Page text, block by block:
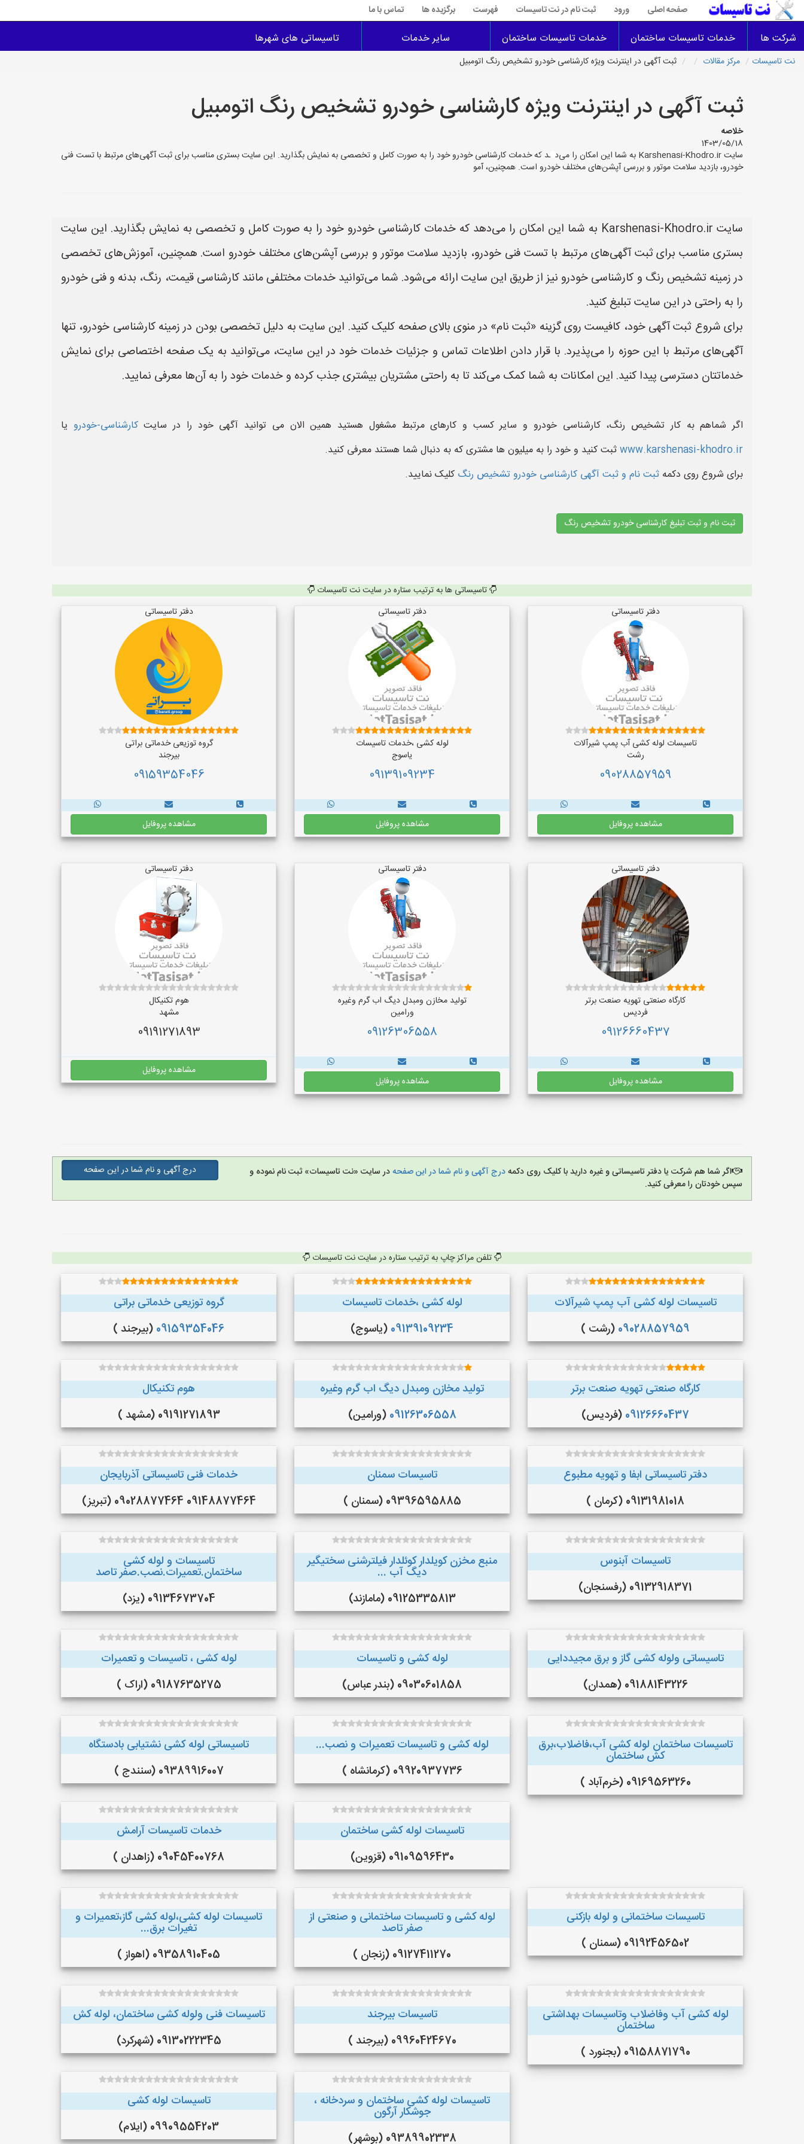
صفحه اصلی ورود ثبت نام در نت تاسیسات فهرست برگزیده ها تماس با ما
شرکت ها خدمات تاسیسات ساختمان خدمات تاسیسات ساختمان سایر خدمات تاسیساتی های شهرها
نت تاسیسات مرکز مقالات ثبت آگهی در اینترنت ویژه کارشناسی خودرو تشخیص رنگ اتومبیل
ثبت آگهی در اینترنت ویژه کارشناسی خودرو تشخیص رنگ اتومبیل
خلاصه
1403/05/18
سایت Karshenasi-Khodro.ir به شما این امکان را می‌دهد که خدمات کارشناسی خودرو خود را به صورت کامل و تخصصی به نمایش بگذارید. این سایت بستری مناسب برای ثبت آگهی‌های مرتبط با تست فنی
خودرو، بازدید سلامت موتور و بررسی آپشن‌های مختلف خودرو است. همچنین، آمو
سایت Karshenasi-Khodro.ir به شما این امکان را می‌دهد که خدمات کارشناسی خودرو خود را به صورت کامل و تخصصی به نمایش بگذارید. این سایت
بستری مناسب برای ثبت آگهی‌های مرتبط با تست فنی خودرو، بازدید سلامت موتور و بررسی آپشن‌های مختلف خودرو است. همچنین، آموزش‌های تخصصی
در زمینه تشخیص رنگ و کارشناسی خودرو نیز از طریق این سایت ارائه می‌شود. شما می‌توانید خدمات مختلفی مانند کارشناسی قیمت، رنگ، بدنه و فنی خودرو
را به راحتی در این سایت تبلیغ کنید.
برای شروع ثبت آگهی خود، کافیست روی گزینه «ثبت نام» در منوی بالای صفحه کلیک کنید. این سایت به دلیل تخصصی بودن در زمینه کارشناسی خودرو، تنها
آگهی‌های مرتبط با این حوزه را می‌پذیرد. با قرار دادن اطلاعات تماس و جزئیات خدمات خود در این سایت، می‌توانید به یک صفحه اختصاصی برای نمایش
خدماتتان دسترسی پیدا کنید. این امکانات به شما کمک می‌کند تا به راحتی مشتریان بیشتری جذب کرده و خدمات خود را به آن‌ها معرفی نمایید.
اگر شماهم به کار تشخیص رنگ، کارشناسی خودرو و سایر کسب و کارهای مرتبط مشغول هستید همین الان می توانید آگهی خود را در سایتکارشناسی-خودرو یا
www.karshenasi-khodro.irثبت کنید و خود را به میلیون ها مشتری که به دنبال شما هستند معرفی کنید.
برای شروع روی دکمه ثبت نام و ثبت آگهی کارشناسی خودرو تشخیص رنگ کلیک نمایید.
ثبت نام و ثبت تبلیغ کارشناسی خودرو تشخیص رنگ
تاسیساتی ها به ترتیب ستاره در سایت نت تاسیسات
دفتر تاسیساتی
تاسیسات لوله کشی آب پمپ شیرآلات
رشت
09028857959
مشاهده پروفایل
دفتر تاسیساتی
لوله کشی ،خدمات تاسیسات
یاسوج
09139109234
مشاهده پروفایل
دفتر تاسیساتی
گروه توزیعی خدماتی براتی
بیرجند
09159354046
مشاهده پروفایل
دفتر تاسیساتی
کارگاه صنعتی تهویه صنعت برتر
فردیس
09126660437
مشاهده پروفایل
دفتر تاسیساتی
تولید مخازن ومبدل دیگ اب گرم وغیره
ورامین
09126306558
مشاهده پروفایل
دفتر تاسیساتی
هوم تکنیکال
مشهد
09191271893
مشاهده پروفایل
اگر شما هم شرکت یا دفتر تاسیساتی و غیره دارید با کلیک روی دکمهدرج آگهی و نام شما در این صفحهدر سایت «نت تاسیسات» ثبت نام نموده و
سپس خودتان را معرفی کنید.
درج آگهی و نام شما در این صفحه
تلفن مراکز چاپ به ترتیب ستاره در سایت نت تاسیسات
تاسیسات لوله کشی آب پمپ شیرآلات
09028857959 (رشت )
لوله کشی ،خدمات تاسیسات
09139109234 (یاسوج)
گروه توزیعی خدماتی براتی
09159354046 (بیرجند )
کارگاه صنعتی تهویه صنعت برتر
09126660437 (فردیس)
تولید مخازن ومبدل دیگ اب گرم وغیره
09126306558 (ورامین)
هوم تکنیکال
09191271893 (مشهد )
دفتر تاسیساتی ابفا و تهویه مطبوع
09131981018 (کرمان )
تاسیسات سمنان
09396595885 (سمنان )
خدمات فنی تاسیساتی آذربایجان
09148877464 09028877464 (تبریز)
تاسيسات آبنوس
09132918371 (رفسنجان)
منبع مخزن کویلدار کوئلدار فیلترشنی سختیگیر
دیگ آب ...
09125335813 (مامازند)
تاسیسات و لوله کشی
ساختمان.تعمیرات.نصب.صفر تاصد
09134673704 (یزد)
تاسیساتی ولوله کشی گاز و برق مجیددایی
09188143226 (همدان)
لوله کشی و تاسیسات
09030601858 (بندر عباس)
لوله کشی ، تاسیسات و تعمیرات
09187635275 (اراک )
تاسیسات ساختمان لوله کشی آب،فاضلاب،برق
کش ساختمان
09169563260 (خرم‌آباد )
لوله کشی و تاسیسات تعمیرات و نصب...
09920937736 (کرمانشاه )
تاسیساتی لوله کشی نشتیابی بادستگاه
09389916007 (سنندج )
تاسیسات لوله کشی ساختمان
09109596430 (قزوین)
خدمات تاسیسات آرامش
09045400768 (زاهدان )
تاسیسات ساختمانی و لوله بازکنی
09192456502 (سمنان )
لوله کشی و تاسیسات ساختمانی و صنعتی از
صفر تاصد
09127411270 (زنجان )
تاسیسات لوله کشی،لوله کشی گاز،تعمیرات و
تغیرات برق...
09358910405 (اهواز )
لوله کشی آب وفاضلاب وتاسیسات بهداشتی
ساختمان
09158871790 (بجنورد )
تاسیسات بیرجند
09960424670 (بیرجند )
تاسیسات فنی ولوله کشی ساختمان، لوله کش
09130222345 (شهرکرد)
تاسیسات لوله کشی ساختمان و سردخانه ،
جوشکار آرگون
09389902338 (بوشهر)
تاسیسات لوله کشی
09909554203 (ایلام)